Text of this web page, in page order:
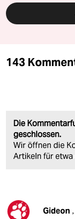
143
Die
geschlossen.
Wir öffnen die
Artikeln für etwa
Gideon,